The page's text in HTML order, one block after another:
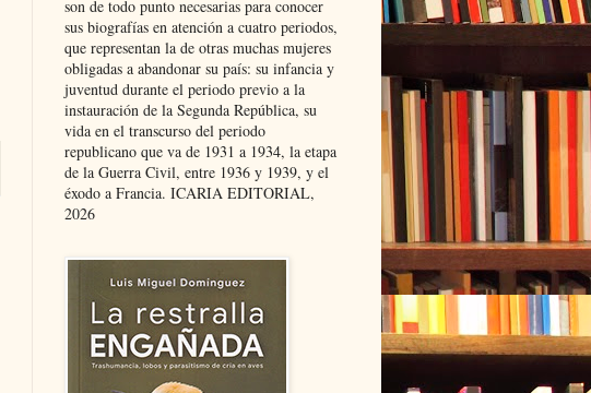
son de todo punto necesarias para conocer
sus biografías en atención a cuatro periodos,
que representan la de otras muchas mujeres
obligadas a abandonar su país: su infancia y
juventud durante el periodo previo a la
instauración de la Segunda República, su
vida en el transcurso del periodo
republicano que va de 1931 a 1934, la etapa
de la Guerra Civil, entre 1936 y 1939, y el
éxodo a Francia. ICARIA EDITORIAL,
2026